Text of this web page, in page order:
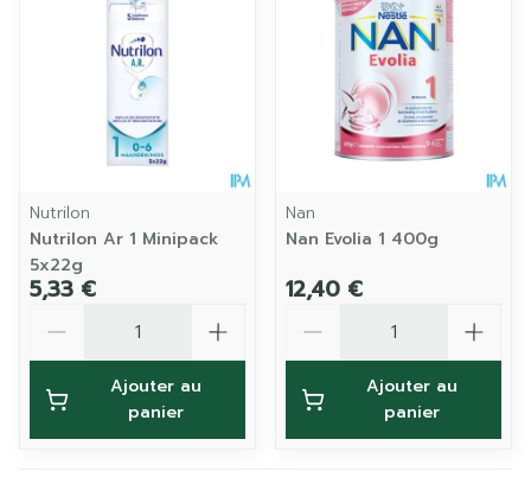
Nutrilon
Nutrilon Ar 1 Minipack
5x22g
5,33 €
Ajouter au
panier
Nan
Nan Evolia 1 400g
12,40 €
Ajouter au
panier